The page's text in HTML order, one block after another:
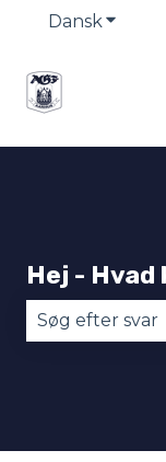
DanskVis
Hej - Hvad